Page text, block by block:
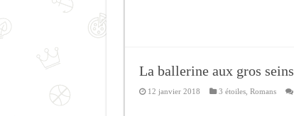
La ballerine aux gros seins
12 janvier 2018 3 étoiles, Romans